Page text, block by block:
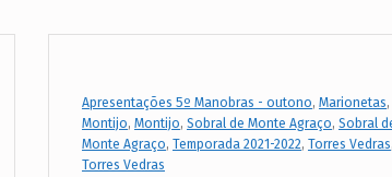
Project Category:
Apresentações 5º Manobras - outono, Marionetas,
Montijo, Montijo, Sobral de Monte Agraço, Sobral
Monte Agraço, Temporada 2021-2022, Torres Vedras
Torres Vedras